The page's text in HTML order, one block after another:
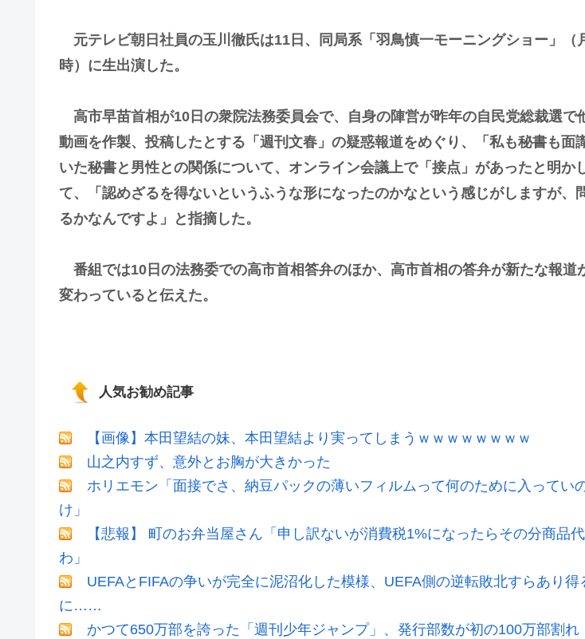
元テレビ朝日社員の玉川徹氏は11日、同局系「羽鳥慎一モーニングショー」（
時）に生出演した。
高市早苗首相が10日の衆院法務委員会で、自身の陣営が昨年の自民党総裁選で
動画を作製、投稿したとする「週刊文春」の疑惑報道をめぐり、「私も秘書も面
いた秘書と男性との関係について、オンライン会議上で「接点」があったと明か
て、「認めざるを得ないというふうな形になったのかなという感じがしますが、
るかなんですよ」と指摘した。
番組では10日の法務委での高市首相答弁のほか、高市首相の答弁が新たな報道
変わっていると伝えた。
人気お勧め記事
【画像】本田望結の妹、本田望結より実ってしまうｗｗｗｗｗｗｗｗ
山之内すず、意外とお胸が大きかった
ホリエモン「面接でさ、納豆パックの薄いフィルムって何のために入ってい
け」
【悲報】 町のお弁当屋さん「申し訳ないが消費税1%になったらその分商品
わ」
UEFAとFIFAの争いが完全に泥沼化した模様、UEFA側の逆転敗北すらあり得
に……
かつて650万部を誇った「週刊少年ジャンプ」、発行部数が初の100万部割れ